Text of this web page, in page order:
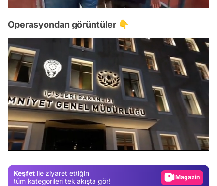
Operasyondan görüntüler 👇
/
Keşfet ile ziyaret ettiğin
tüm kategorileri tek akışta gör!
Test
Magazin